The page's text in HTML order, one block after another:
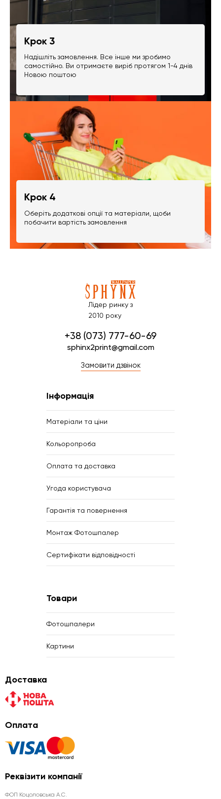
Крок 3
Надішліть замовлення. Все інше ми зробимо
самостійно. Ви отримаєте виріб протягом 1-4 днів
Новою поштою
Крок 4
Оберіть додаткові опції та матеріали, щоби
побачити вартість замовлення
Лідер ринку з
2010 року
+38 (073) 777-60-69
sphinx2print@gmail.com
Замовити дзвінок
Інформація
Матеріали та ціни
Кольоропроба
Оплата та доставка
Угода користувача
Гарантія та повернення
Монтаж Фотошпалер
Сертифікати відповідності
Товари
Фотошпалери
Картини
Доставка
Оплата
Реквізити компанії
ФОП Коцоловська А.С.